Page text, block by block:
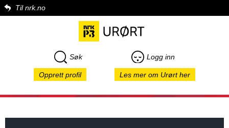
Til nrk.no
Søk Logg inn
Opprett profil Les mer om Urørt her